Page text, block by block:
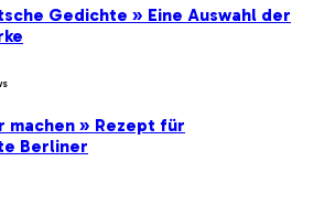
Gedichte » Eine Auswahl der
machen » Rezept für
Berliner